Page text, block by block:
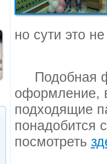
но сути это
Подобная
оформление,
подходящие
понадобится
посмотреть